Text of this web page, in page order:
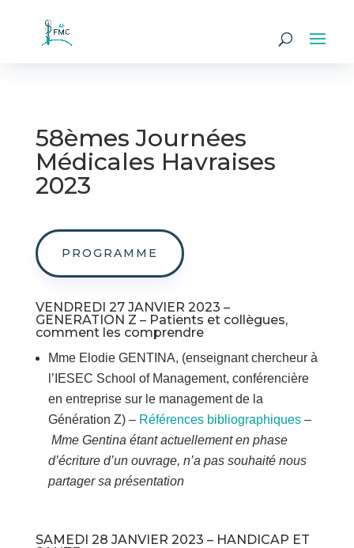
58èmes Journées
Médicales Havraises
2023
PROGRAMME
VENDREDI 27 JANVIER 2023 –
GENERATION Z – Patients et collègues,
comment les comprendre
Mme Elodie GENTINA, (enseignant chercheur à
l’IESEC School of Management, conférencière
en entreprise sur le management de la
Génération Z) – Références bibliographiques–
Mme Gentina étant actuellement en phase
d’écriture d’un ouvrage, n’a pas souhaité nous
partager sa présentation
SAMEDI 28 JANVIER 2023 – HANDICAP ET